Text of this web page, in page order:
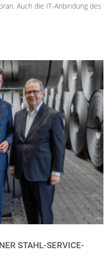
Auch die IT-Anbindung des
STAHL-SERVICE-